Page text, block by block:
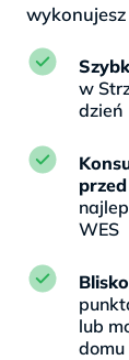
w
dzień
WES
lub
domu